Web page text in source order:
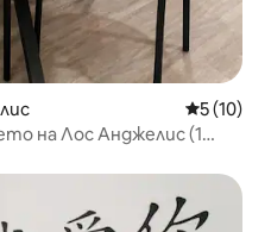
Средна
5 (10)
на Лос Анджелис (1